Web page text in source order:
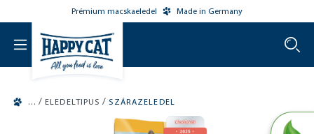
Prémium macskaeledel Made in Germany
/ ELEDELTIPUS / SZÁRAZELEDEL